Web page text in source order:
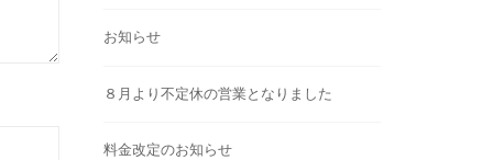
お知らせ
８月より不定休の営業となりました
料金改定のお知らせ